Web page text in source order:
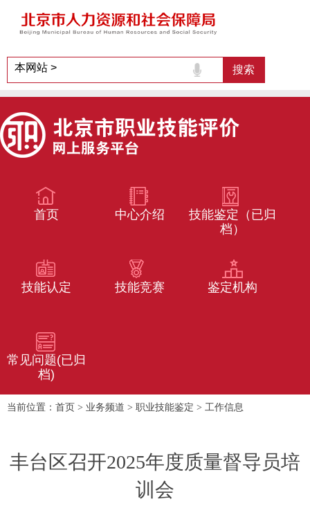
首页 中心介绍
技能鉴定（已归
档）
技能认定 技能竞赛 鉴定机构
常见问题(已归
档)
当前位置： 首页 > 业务频道 > 职业技能鉴定 > 工作信息
丰台区召开2025年度质量督导员培
训会